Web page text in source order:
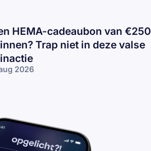
HEMA-cadeaubon van €250
Trap niet in deze valse
2026
niet in
valse